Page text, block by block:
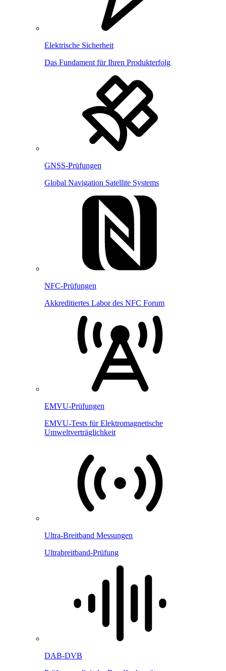
Elektrische Sicherheit
Das Fundament für Ihren Produkterfolg
GNSS-Prüfungen
Global Navigation Satellite Systems
NFC-Prüfungen
Akkreditiertes Labor des NFC Forum
EMVU-Prüfungen
EMVU-Tests für Elektromagnetische
Umweltverträglichkeit
Ultra-Breitband Messungen
Ultrabreitband-Prüfung
DAB-DVB